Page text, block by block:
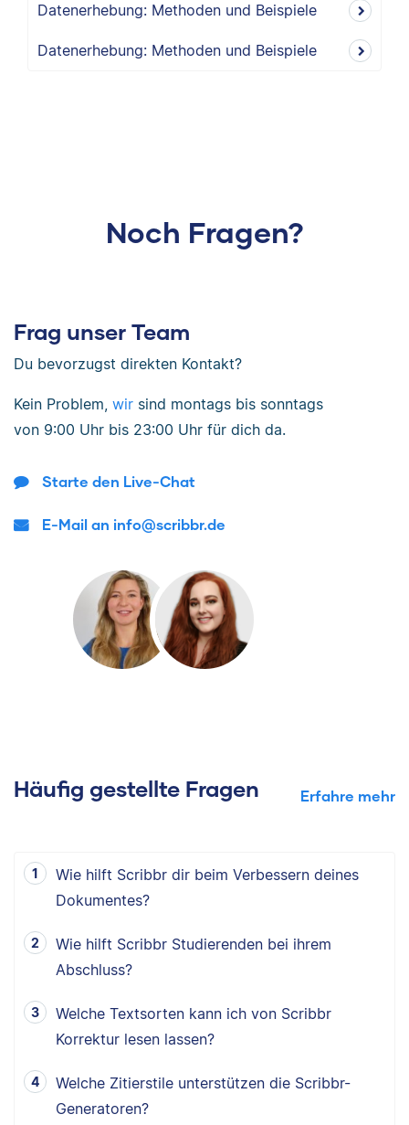
Datenerhebung: Methoden und Beispiele
Datenerhebung: Methoden und Beispiele
Noch Fragen?
Frag unser Team
Du bevorzugst direkten Kontakt?
Kein Problem, wir sind montags bis sonntags
von 9:00 Uhr bis 23:00 Uhr für dich da.
Starte den Live-Chat
E-Mail an info@scribbr.de
Häufig gestellte Fragen Erfahre mehr
Wie hilft Scribbr dir beim Verbessern deines
Dokumentes?
Wie hilft Scribbr Studierenden bei ihrem
Abschluss?
Welche Textsorten kann ich von Scribbr
Korrektur lesen lassen?
Welche Zitierstile unterstützen die Scribbr-
Generatoren?